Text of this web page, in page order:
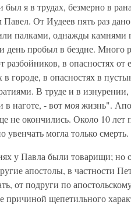
я в трудах, безмерно в
От Иудеев пять раз
палками, однажды камнями
день пробыл в бездне. Много
разбойников, в опасностях
в городе, в опасностях в
В труде и в
в наготе, - вот моя жизнь".
не окончились. Около 10 лет
могла только смерть.
у Павла были товарищи; но
апостолы, в частности
от подруги по
причиной щепетильного